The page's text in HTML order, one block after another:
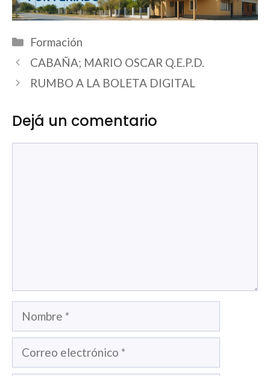
Categorías
Formación
CABAÑA; MARIO OSCAR Q.E.P.D.
RUMBO A LA BOLETA DIGITAL
Dejá un comentario
electrónico